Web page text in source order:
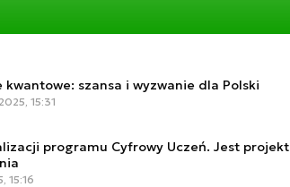
kwantowe: szansa i wyzwanie dla Polski
15:31
programu Cyfrowy Uczeń. Jest projekt
15:16